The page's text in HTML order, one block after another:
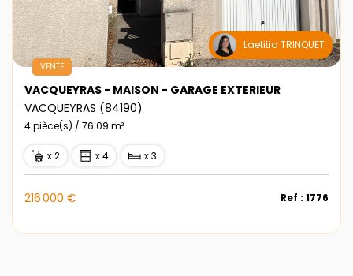
Laetitia TRINQUET
VENTE
VACQUEYRAS - MAISON - GARAGE EXTERIEUR
VACQUEYRAS (84190)
4 pièce(s) / 76.09 m²
x 2 x 4 x 3
216 000 € Ref : 1776